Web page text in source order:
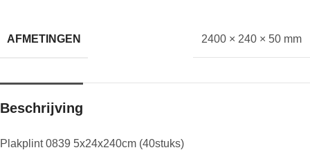
AFMETINGEN 2400 × 240 × 50 mm
Beschrijving
Plakplint 0839 5x24x240cm (40stuks)